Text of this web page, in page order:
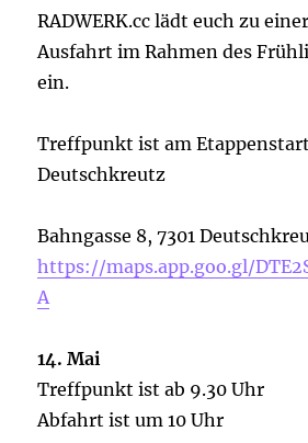
RADWERK.cc lädt euch zu
Ausfahrt im Rahmen des
ein.
Treffpunkt ist am
Deutschkreutz
Bahngasse 8, 7301
https://maps.app.goo.gl/
A
14. Mai
Treffpunkt ist ab 9.30 Uhr
Abfahrt ist um 10 Uhr